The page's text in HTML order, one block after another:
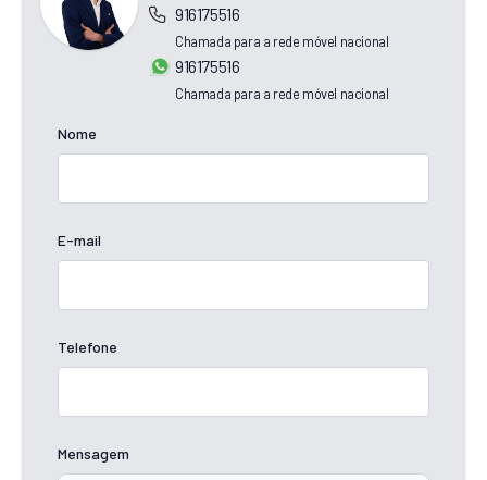
916175516
Chamada para a rede móvel nacional
916175516
Chamada para a rede móvel nacional
Nome
E-mail
Telefone
Mensagem